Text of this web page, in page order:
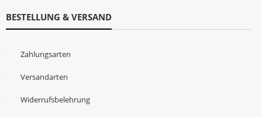
BESTELLUNG & VERSAND
Zahlungsarten
Versandarten
Widerrufsbelehrung